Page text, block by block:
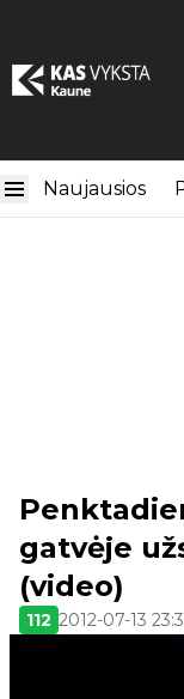
Naujausios
gatvėje
(video)
112 2012-07-13